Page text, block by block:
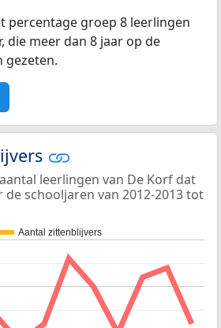
percentage groep 8 leerlingen
die meer dan 8 jaar op de
gezeten.
leerlingen van De Korf dat
schooljaren van 2012-2013 tot
Aantal zittenblijvers